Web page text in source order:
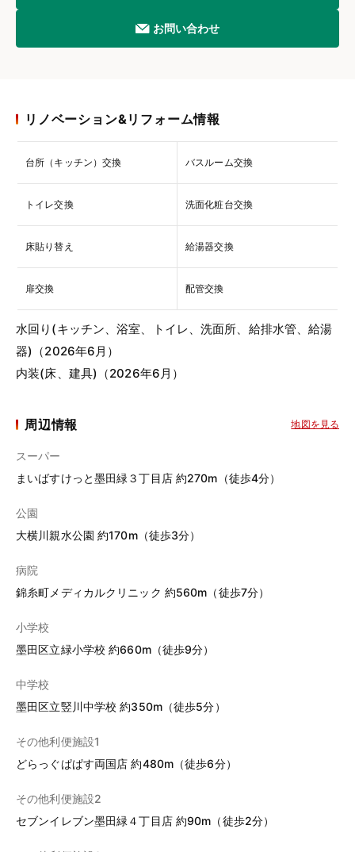
お問い合わせ
リノベーション&リフォーム情報
台所（キッチン）交換 バスルーム交換
トイレ交換 洗面化粧台交換
床貼り替え 給湯器交換
扉交換 配管交換
水回り(キッチン、浴室、トイレ、洗面所、給排水管、給湯
器)（2026年6月）
内装(床、建具)（2026年6月）
周辺情報 地図を見る
スーパー
まいばすけっと墨田緑３丁目店 約270m（徒歩4分）
公園
大横川親水公園 約170m（徒歩3分）
病院
錦糸町メディカルクリニック 約560m（徒歩7分）
小学校
墨田区立緑小学校 約660m（徒歩9分）
中学校
墨田区立竪川中学校 約350m（徒歩5分）
その他利便施設1
どらっぐぱぱす両国店 約480m（徒歩6分）
その他利便施設2
セブンイレブン墨田緑４丁目店 約90m（徒歩2分）